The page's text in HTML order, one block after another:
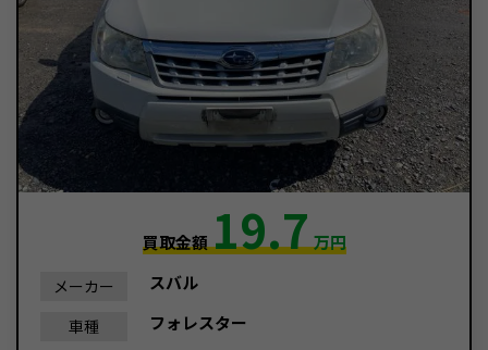
買取金額19.7万円
メーカー スバル
車種 フォレスター